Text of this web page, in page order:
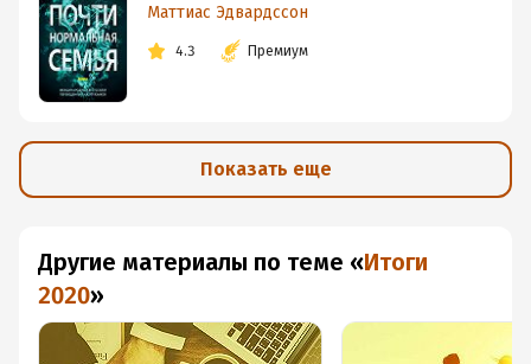
Маттиас Эдвардссон
4.3 Премиум
Показать еще
Другие материалы по теме «Итоги
2020»